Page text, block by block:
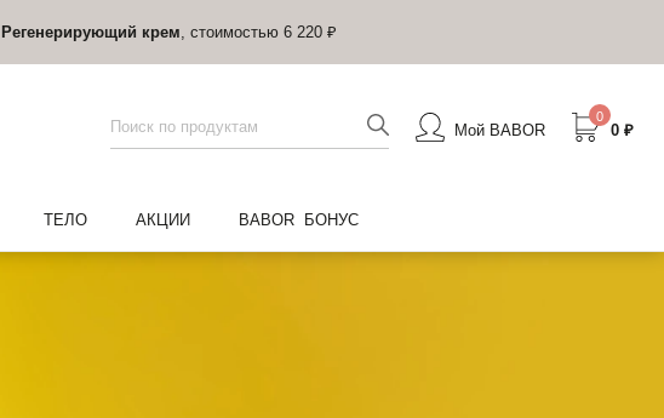
Регенерирующий крем , стоимостью 6 220 ₽
Мой BABOR
0
0 ₽
ТЕЛО АКЦИИ BABOR БОНУС